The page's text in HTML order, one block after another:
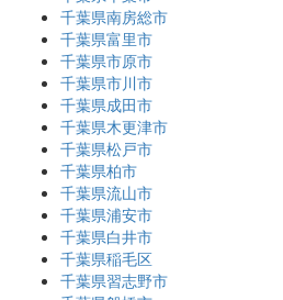
千葉県南房総市
千葉県富里市
千葉県市原市
千葉県市川市
千葉県成田市
千葉県木更津市
千葉県松戸市
千葉県柏市
千葉県流山市
千葉県浦安市
千葉県白井市
千葉県稲毛区
千葉県習志野市